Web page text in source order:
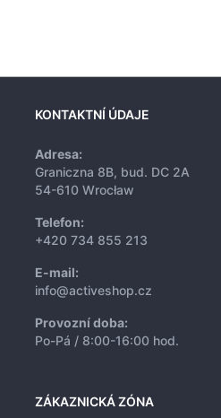
KONTAKTNÍ ÚDAJE
Adresa:
Graniczna 8B, bud. DC 2A
54-610 Wrocław
Telefon:
+420 734 855 213
E-mail:
info@activeshop.cz
Provozní doba:
Po-Pá / 8:00-16:00 hod.
ZÁKAZNICKÁ ZÓNA